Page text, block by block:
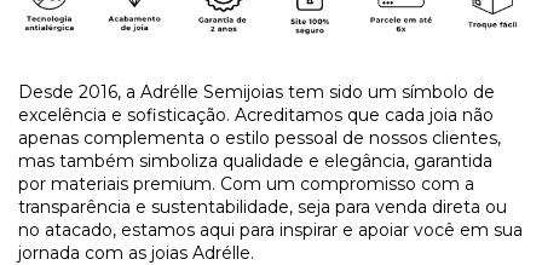
Desde 2016, a Adrélle Semijoias tem sido um símbolo de
excelência e sofisticação. Acreditamos que cada joia não
apenas complementa o estilo pessoal de nossos clientes,
mas também simboliza qualidade e elegância, garantida
por materiais premium. Com um compromisso com a
transparência e sustentabilidade, seja para venda direta ou
no atacado, estamos aqui para inspirar e apoiar você em sua
jornada com as joias Adrélle.